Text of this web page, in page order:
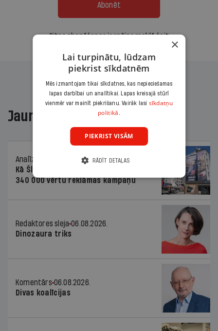
Abonēt
Citas abonēšanas iespējas meklē šeit
Jaunākajā žurnālā
Analīze
Kā Šlesera partija palika nesodīta par
340 000 vērtu reklāmas kampaņu
Redaktores sleja 06.08.2026.
Dinozaura triks
Komentārs 06.08.2026.
Divas koalīcijas
×
Lai turpinātu, lūdzam
piekrist sīkdatnēm
Mēs izmantojam tikai sīkdatnes, kas nepieciešamas
lapas darbībai un analītikai. Lapas kreisajā stūrī
vienmēr var mainīt piekrišanu. Vairāk lasi sīkdatņu
politikā.
PIEKRIST VISĀM
RĀDĪT DETAĻAS